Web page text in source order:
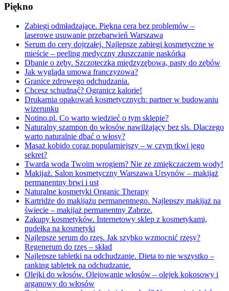
Piękno
Zabiegi odmładzające. Piękna cera bez problemów –
laserowe usuwanie przebarwień Warszawa
Serum do cery dojrzałej. Najlepsze zabiegi kosmetyczne w
mieście – peeling medyczny złuszczanie naskórka
Dbanie o zęby. Szczoteczka międzyzębowa, pasty do zębów
Jak wygląda umowa franczyzowa?
Granice zdrowego odchudzania.
Chcesz schudnąć? Ogranicz kalorie!
Drukarnia opakowań kosmetycznych: partner w budowaniu
wizerunku
Notino.pl. Co warto wiedzieć o tym sklepie?
Naturalny szampon do włosów nawilżający bez sls. Dlaczego
warto naturalnie dbać o włosy?
Masaż kobido coraz popularniejszy – w czym tkwi jego
sekret?
Twarda woda Twoim wrogiem? Nie ze zmiękczaczem wody!
Makijaż. Salon kosmetyczny Warszawa Ursynów – makijaż
permanentny brwi i ust
Naturalne kosmetyki Organic Therapy
Kartridże do makijażu permanentnego. Najlepszy makijaż na
świecie – makijaż permanentny Zabrze.
Zakupy kosmetyków. Internetowy sklep z kosmetykami,
pudełka na kosmetyki
Najlepsze serum do rzęs. Jak szybko wzmocnić rzęsy?
Regenerum do rzęs – skład
Najlepsze tabletki na odchudzanie. Dieta to nie wszystko –
ranking tabletek na odchudzanie.
Olejki do włosów. Olejowanie włosów – olejek kokosowy i
arganowy do włosów